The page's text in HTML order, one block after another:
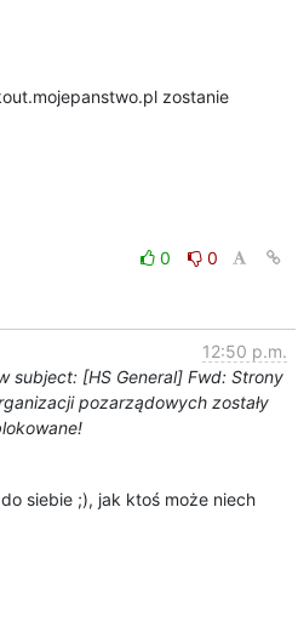
zostanie
0
0
12:50 p.m.
subject: [HS General] Fwd: Strony
pozarządowych zostały
siebie ;), jak ktoś może niech